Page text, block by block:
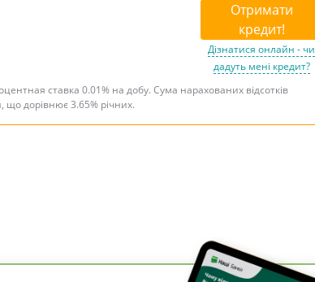
Отримати
кредит!
Дізнатися онлайн - чи
дадуть мені кредит?
ставка 0.01% на добу. Сума нарахованих відсотків
що дорівнює 3.65% річних.